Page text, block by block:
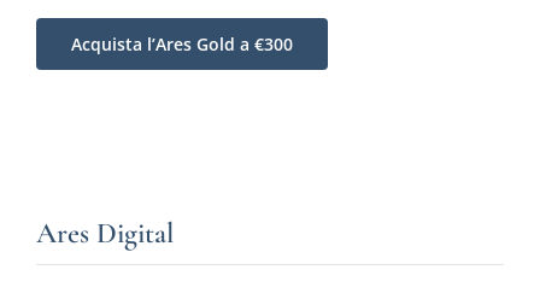
Acquista l’Ares Gold a €300
Ares Digital